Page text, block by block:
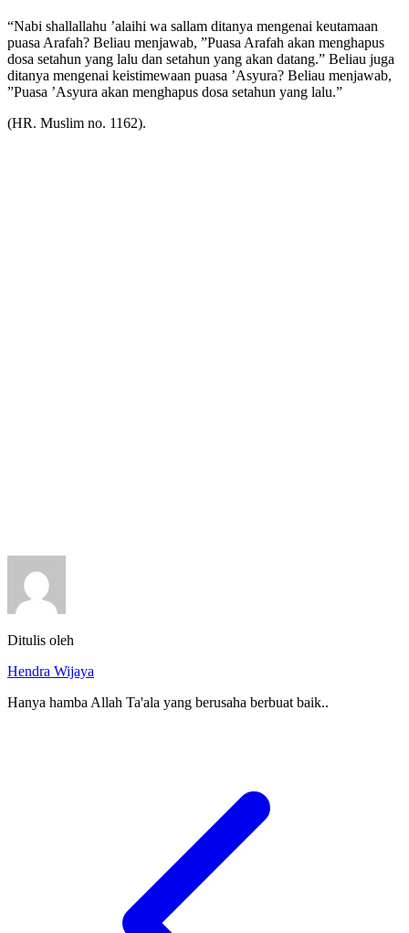
“Nabi shallallahu ’alaihi wa sallam ditanya mengenai keutamaan
puasa Arafah? Beliau menjawab, ”Puasa Arafah akan menghapus
dosa setahun yang lalu dan setahun yang akan datang.” Beliau juga
ditanya mengenai keistimewaan puasa ’Asyura? Beliau menjawab,
”Puasa ’Asyura akan menghapus dosa setahun yang lalu.”
(HR. Muslim no. 1162).
Ditulis oleh
Hendra Wijaya
Hanya hamba Allah Ta'ala yang berusaha berbuat baik..